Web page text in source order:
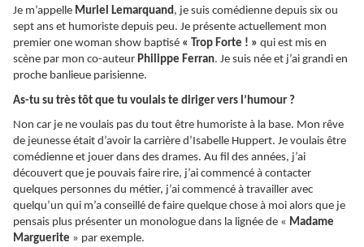
Je m’appelle Muriel Lemarquand , je suis comédienne depuis six ou
sept ans et humoriste depuis peu. Je présente actuellement mon
premier one woman show baptisé « Trop Forte ! » qui est mis en
scène par mon co-auteur Philippe Ferran. Je suis née et j’ai grandi en
proche banlieue parisienne.
As-tu su très tôt que tu voulais te diriger vers l’humour ?
Non car je ne voulais pas du tout être humoriste à la base. Mon rêve
de jeunesse était d’avoir la carrière d’Isabelle Huppert. Je voulais être
comédienne et jouer dans des drames. Au fil des années, j’ai
découvert que je pouvais faire rire, j’ai commencé à contacter
quelques personnes du métier, j’ai commencé à travailler avec
quelqu’un qui m’a conseillé de faire quelque chose à moi alors que je
pensais plus présenter un monologue dans la lignée de « Madame
Marguerite » par exemple.